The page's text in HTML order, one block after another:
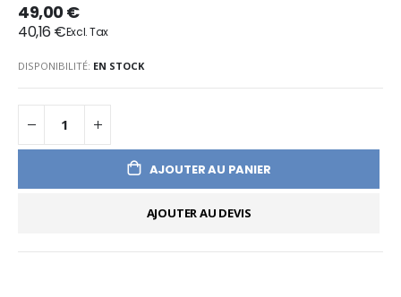
49,00 €
40,16 €
DISPONIBILITÉ: EN STOCK
AJOUTER AU PANIER
AJOUTER AU DEVIS